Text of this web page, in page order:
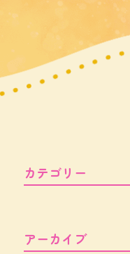
カテゴリー
アーカイブ